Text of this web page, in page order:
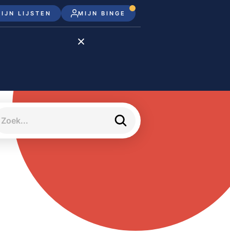
LIJSTEN MIJN BINGE
Disney+
meJane